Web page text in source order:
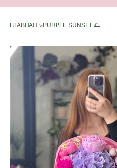
ГЛАВНАЯ >PURPLE SUNSET 🌅